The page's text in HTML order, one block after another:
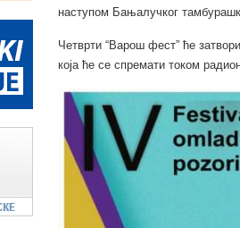
наступом Бањалучког
Четврти “Варош фест” ће
која ће се спремати током